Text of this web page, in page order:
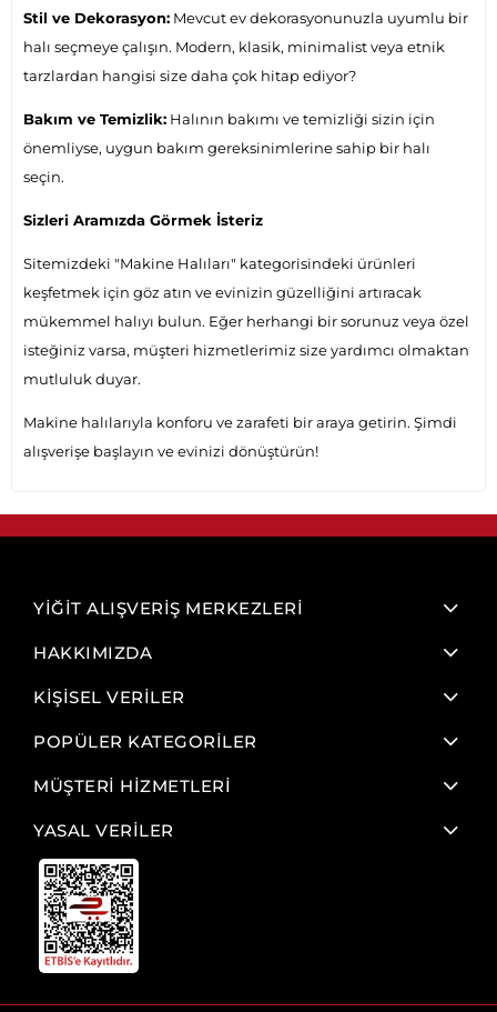
Stil ve Dekorasyon: Mevcut ev dekorasyonunuzla uyumlu bir
halı seçmeye çalışın. Modern, klasik, minimalist veya etnik
tarzlardan hangisi size daha çok hitap ediyor?
Bakım ve Temizlik: Halının bakımı ve temizliği sizin için
önemliyse, uygun bakım gereksinimlerine sahip bir halı
seçin.
Sizleri Aramızda Görmek İsteriz
Sitemizdeki "Makine Halıları" kategorisindeki ürünleri
keşfetmek için göz atın ve evinizin güzelliğini artıracak
mükemmel halıyı bulun. Eğer herhangi bir sorunuz veya özel
isteğiniz varsa, müşteri hizmetlerimiz size yardımcı olmaktan
mutluluk duyar.
Makine halılarıyla konforu ve zarafeti bir araya getirin. Şimdi
alışverişe başlayın ve evinizi dönüştürün!
YİĞİT ALIŞVERİŞ MERKEZLERİ
HAKKIMIZDA
KİŞİSEL VERİLER
POPÜLER KATEGORİLER
MÜŞTERİ HİZMETLERİ
YASAL VERİLER